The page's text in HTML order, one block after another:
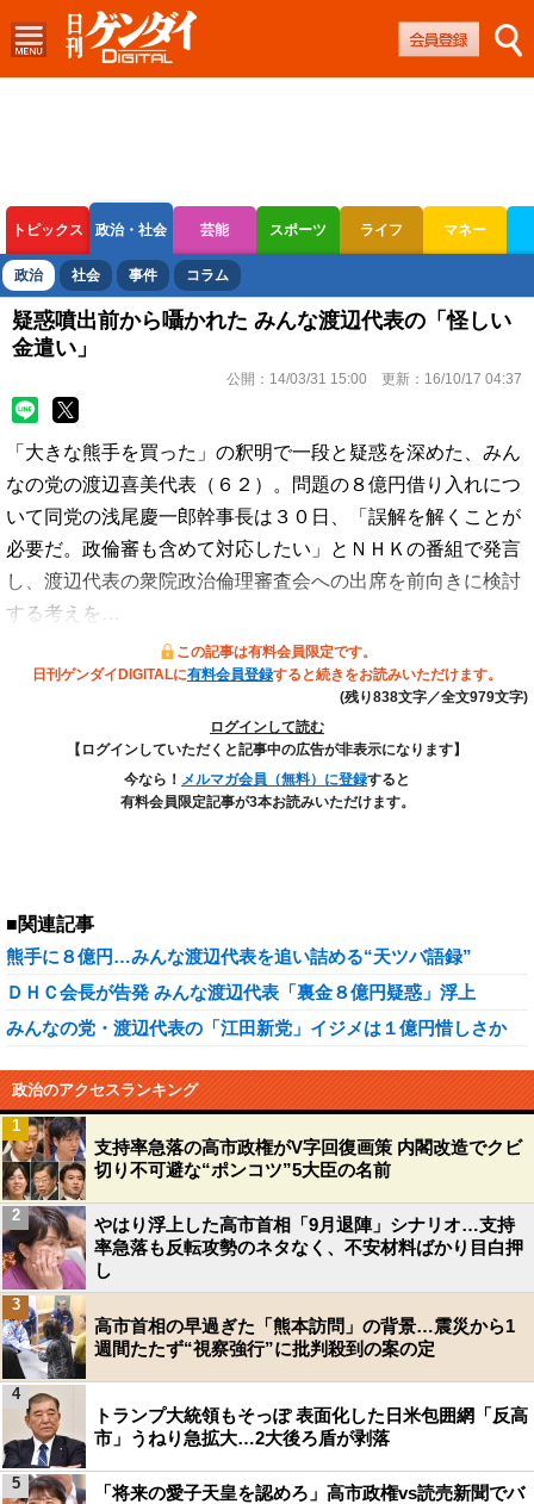
トピックス 政治・社会 芸能 スポーツ ライフ マネー
ボートレース 競輪 オートレース
政治 社会 事件 コラム
疑惑噴出前から囁かれた みんな渡辺代表の「怪しい
金遣い」
公開： 14/03/31 15:00 更新： 16/10/17 04:37
「大きな熊手を買った」の釈明で一段と疑惑を深めた、みん
なの党の渡辺喜美代表（６２）。問題の８億円借り入れにつ
いて同党の浅尾慶一郎幹事長は３０日、「誤解を解くことが
必要だ。政倫審も含めて対応したい」とＮＨＫの番組で発言
し、渡辺代表の衆院政治倫理審査会への出席を前向きに検討
する考えを…
この記事は有料会員限定です。
日刊ゲンダイDIGITALに有料会員登録すると続きをお読みいただけます。
(残り838文字／全文979文字)
ログインして読む
【ログインしていただくと記事中の広告が非表示になります】
今なら！ メルマガ会員（無料）に登録すると
有料会員限定記事が3本お読みいただけます。
■関連記事
熊手に８億円…みんな渡辺代表を追い詰める“天ツバ語録”
ＤＨＣ会長が告発 みんな渡辺代表「裏金８億円疑惑」浮上
みんなの党・渡辺代表の「江田新党」イジメは１億円惜しさか
政治のアクセスランキング
支持率急落の高市政権がV字回復画策 内閣改造でクビ
切り不可避な“ポンコツ”5大臣の名前
1
やはり浮上した高市首相「9月退陣」シナリオ…支持
率急落も反転攻勢のネタなく、不安材料ばかり目白押
し
2
高市首相の早過ぎた「熊本訪問」の背景…震災から1
週間たたず“視察強行”に批判殺到の案の定
3
トランプ大統領もそっぽ 表面化した日米包囲網「反高
市」うねり急拡大…2大後ろ盾が剥落
4
「将来の愛子天皇を認めろ」高市政権vs読売新聞でバ
5